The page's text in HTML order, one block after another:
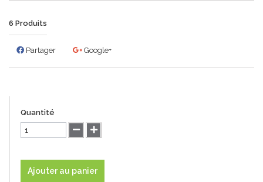
6 Produits
Partager Google+
Quantité
Ajouter au panier